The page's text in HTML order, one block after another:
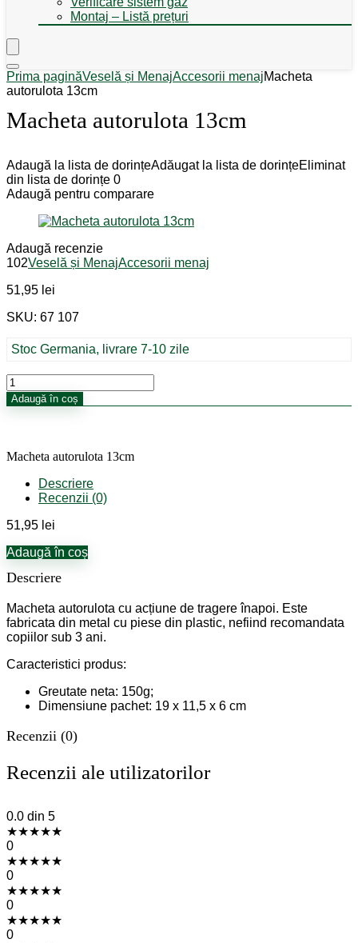
Montaj – Listă prețuri
Prima paginăVeselă și MenajAccesorii menajMacheta
autorulota 13cm
Macheta autorulota 13cm
Adaugă la lista de dorințeAdăugat la lista de dorințeEliminat
din lista de dorințe 0
Adaugă pentru comparare
Adaugă recenzie
102Veselă și MenajAccesorii menaj
51,95 lei
SKU: 67 107
Stoc Germania, livrare 7-10 zile
Cantitate
Macheta
autorulota
Adaugă în coș
Macheta autorulota 13cm
Descriere
Recenzii (0)
51,95 lei
Adaugă în coș
Descriere
Macheta autorulota cu acțiune de tragere înapoi. Este
fabricata din metal cu piese din plastic, nefiind recomandata
copiilor sub 3 ani.
Caracteristici produs:
Greutate neta: 150g;
Dimensiune pachet: 19 x 11,5 x 6 cm
Recenzii (0)
Recenzii ale utilizatorilor
0.0 din 5
★★★★★
0
★★★★★
0
★★★★★
0
★★★★★
0